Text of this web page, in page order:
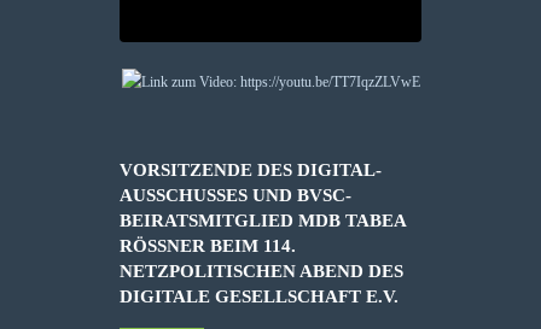
VORSITZENDE DES DIGITAL-
AUSSCHUSSES UND BVSC-
BEIRATSMITGLIED MDB TABEA
RÖSSNER BEIM 114. N
ETZPOLITISCHEN ABEND DES D
IGITALE GESELLSCHAFT E.V.